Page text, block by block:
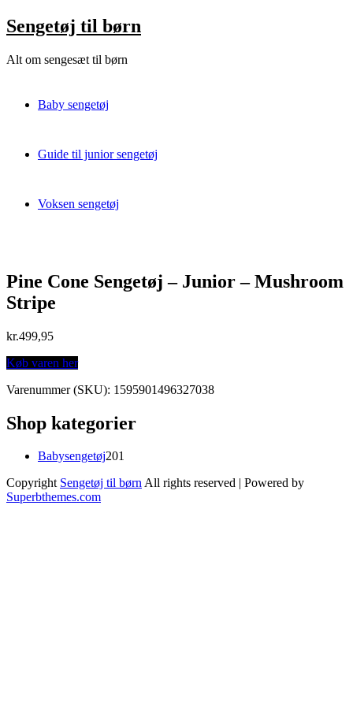
Skip
to
Sengetøj til børn
Alt om sengesæt til børn
Baby sengetøj
Guide til junior sengetøj
Voksen sengetøj
Pine Cone Sengetøj – Junior – Mushroom
Stripe
kr.499,95
Køb varen her
Varenummer (SKU): 1595901496327038
Shop kategorier
Babysengetøj201
Copyright Sengetøj til børnAll rights reserved | Powered by
Superbthemes.com